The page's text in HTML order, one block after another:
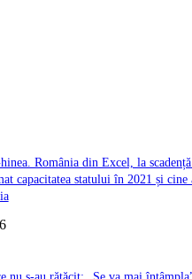
România din Excel, la
capacitatea statului în 2021 și cine